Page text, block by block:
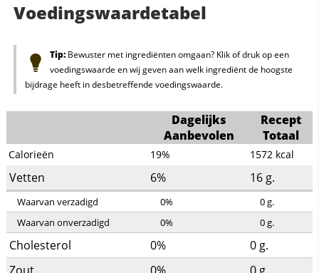
Voedingswaardetabel
Tip:Bewuster met ingrediënten omgaan? Klik of druk op een
voedingswaarde en wij geven aan welk ingrediënt de hoogste
bijdrage heeft in desbetreffende voedingswaarde.
Dagelijks
Aanbevolen
Recept
Totaal
Calorieën 19% 1572 kcal
Vetten 6% 16g.
Waarvan verzadigd 0% 0g.
Waarvan onverzadigd
0% 0g.
Cholesterol 0% 0g.